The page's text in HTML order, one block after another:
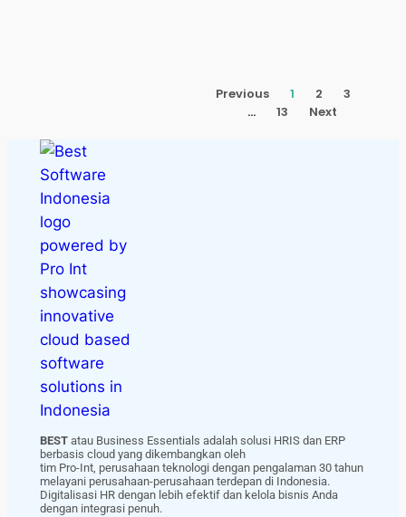
Previous 1 2
3
…
13 Next
BEST atau Business Essentials adalah solusi HRIS dan ERP
berbasis cloud yang dikembangkan oleh
tim Pro-Int, perusahaan teknologi dengan pengalaman 30 tahun
melayani perusahaan-perusahaan terdepan di Indonesia.
Digitalisasi HR dengan lebih efektif dan kelola bisnis Anda
dengan integrasi penuh.